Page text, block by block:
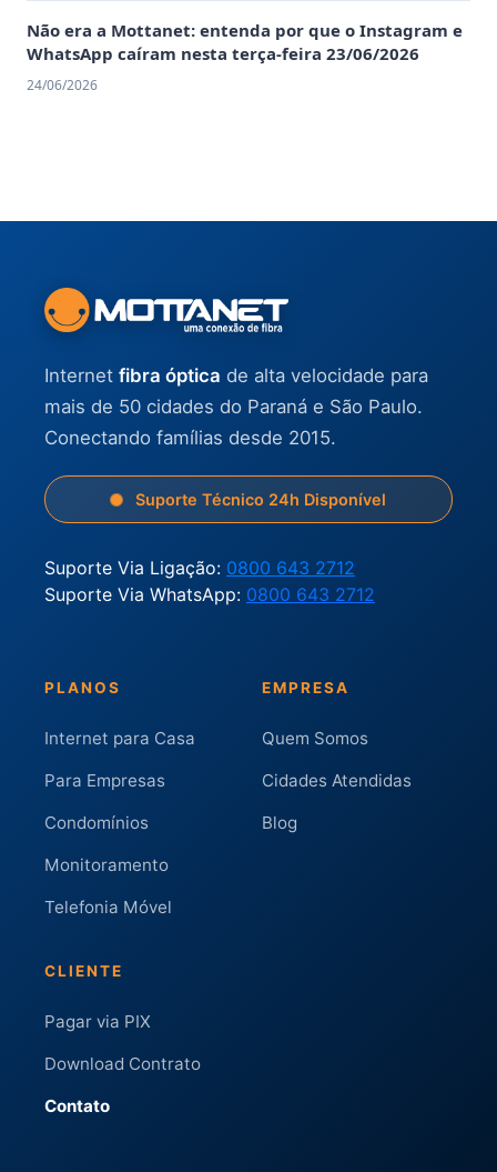
Não era a Mottanet: entenda por que o Instagram e
WhatsApp caíram nesta terça-feira 23/06/2026
24/06/2026
Internet fibra óptica de alta velocidade para
mais de 50 cidades do Paraná e São Paulo.
Conectando famílias desde 2015.
Suporte Técnico 24h Disponível
Suporte Via Ligação: 0800 643 2712
Suporte Via WhatsApp: 0800 643 2712
PLANOS
Internet para Casa
Para Empresas
Condomínios
Monitoramento
Telefonia Móvel
EMPRESA
Quem Somos
Cidades Atendidas
Blog
CLIENTE
Pagar via PIX
Download Contrato
Contato